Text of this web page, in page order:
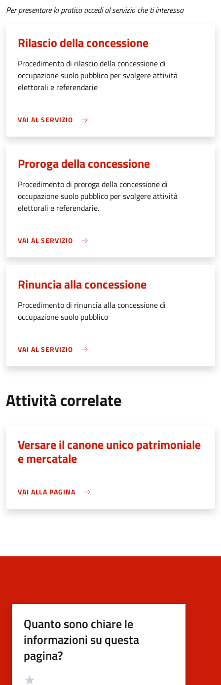
Per presentare la pratica accedi al servizio che ti interessa
Rilascio della concessione
Procedimento di rilascio della concessione di
occupazione suolo pubblico per svolgere attività
elettorali e referendarie
VAI AL SERVIZIO
Proroga della concessione
Procedimento di proroga della concessione di
occupazione suolo pubblico per svolgere attività
elettorali e referendarie.
VAI AL SERVIZIO
Rinuncia alla concessione
Procedimento di rinuncia alla concessione di
occupazione suolo pubblico
VAI AL SERVIZIO
Attività correlate
Versare il canone unico patrimoniale
e mercatale
VAI ALLA PAGINA
Quanto sono chiare le
informazioni su questa
pagina?
Valutazione